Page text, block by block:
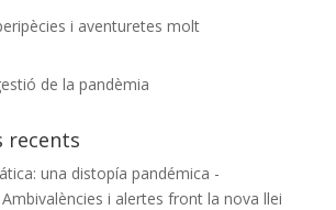
i aventuretes molt
de la pandèmia
recents
una distopía pandémica -
Ambivalències i alertes front la nova llei